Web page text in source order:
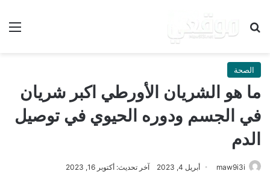
بحث عن
الصحة
ما هو الشريان الأورطي اكبر شريان
في الجسم ودوره الحيوي في توصيل
الدم
maw9i3i أبريل 4, 2023 آخر تحديث: أكتوبر 16, 2023